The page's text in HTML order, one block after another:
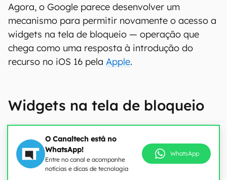
Agora, o Google parece desenvolver um
mecanismo para permitir novamente o acesso a
widgets na tela de bloqueio — operação que
chega como uma resposta à introdução do
recurso no iOS 16 pela Apple.
Widgets na tela de bloqueio
O Canaltech está no
WhatsApp!
Entre no canal e acompanhe
notícias e dicas de tecnologia
WhatsApp